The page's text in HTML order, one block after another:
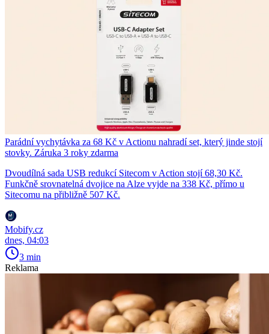
Parádní vychytávka za 68 Kč v Actionu nahradí set, který jinde stojí
stovky. Záruka 3 roky zdarma
Dvoudílná sada USB redukcí Sitecom v Action stojí 68,30 Kč.
Funkčně srovnatelná dvojice na Alze vyjde na 338 Kč, přímo u
Sitecomu na přibližně 507 Kč.
Mobify.cz
dnes, 04:03
3 min
Reklama